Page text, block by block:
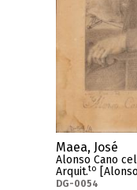
Maea, José
Alonso Cano
Arquit.to
DG-0054